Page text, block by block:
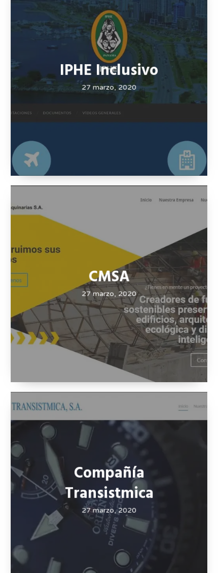
IPHE Inclusivo
27 marzo, 2020
CMSA
27 marzo, 2020
Compañía
Transistmica
27 marzo, 2020